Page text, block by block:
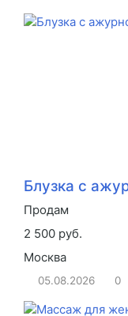
Блузка с
Продам
2 500 руб.
Москва
05.08.2026 0